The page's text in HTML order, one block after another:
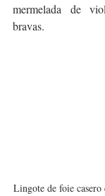
mermelada de
bravas.
Lingote de foie